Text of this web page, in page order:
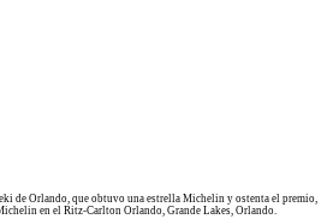
de Orlando, que obtuvo una estrella Michelin y ostenta el premio,
en el Ritz-Carlton Orlando, Grande Lakes, Orlando.